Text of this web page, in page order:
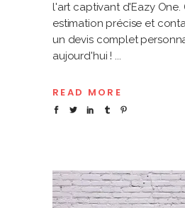
l'art captivant d'Eazy One.
estimation précise et
un devis complet
aujourd'hui !
READ MORE